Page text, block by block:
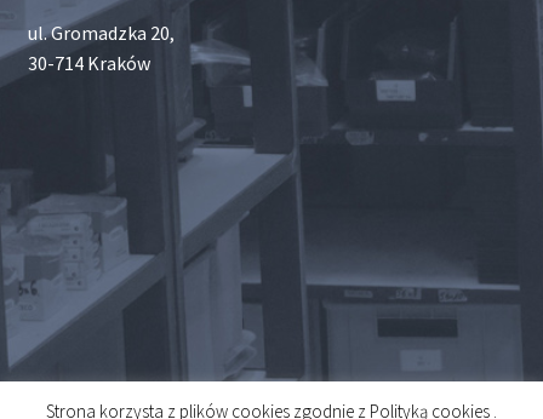
ul. Gromadzka 20,
30-714 Kraków
Strona korzysta z plików cookies zgodnie z Polityką cookies .